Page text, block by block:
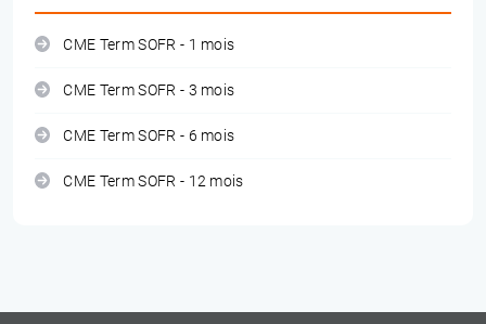
CME Term SOFR - 1 mois
CME Term SOFR - 3 mois
CME Term SOFR - 6 mois
CME Term SOFR - 12 mois